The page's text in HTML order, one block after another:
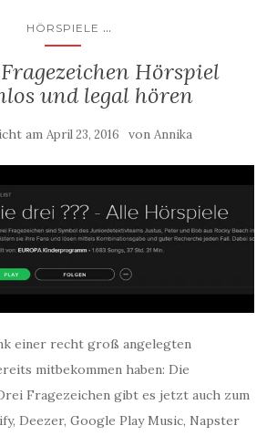
HÖRSPIELE ...
Hörspiel
und legal hören
am April 23, 2016 von Annika
einer recht groß angelegten
mitbekommen haben: Die
Fragezeichen gibt es jetzt auch zum
Deezer, Google Play Music, Napster